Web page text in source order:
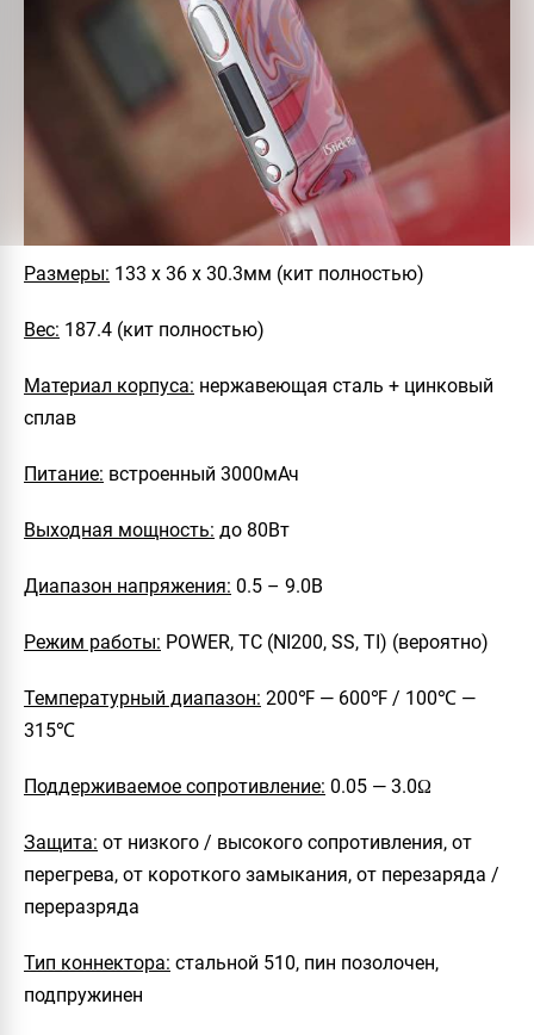
Размеры: 133 х 36 х 30.3мм (кит полностью)
Вес: 187.4 (кит полностью)
Материал корпуса: нержавеющая сталь + цинковый
сплав
Питание: встроенный 3000мАч
Выходная мощность: до 80Вт
Диапазон напряжения: 0.5 – 9.0В
Режим работы: POWER, TC (NI200, SS, TI) (вероятно)
Температурный диапазон: 200℉ — 600℉ / 100℃ —
315℃
Поддерживаемое сопротивление: 0.05 — 3.0Ω
Защита: от низкого / высокого сопротивления, от
перегрева, от короткого замыкания, от перезаряда /
переразряда
Тип коннектора: стальной 510, пин позолочен,
подпружинен